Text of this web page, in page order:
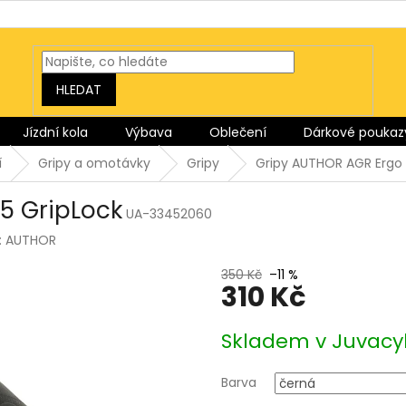
HLEDAT
Jízdní kola Výbava Oblečení Dárkové
Gripy a omotávky Gripy Gripy AUTHOR AGR
GripLock UA-33452060
AUTHOR
350 Kč –11 %
310 Kč
cena:
Skladem v
Barva